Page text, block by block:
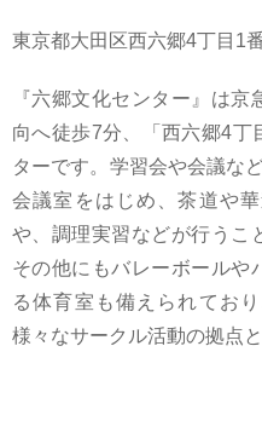
東京都大田区西六郷4丁目1
『六郷文化センター』は
向へ徒歩7分、「西六郷4丁
ターです。学習会や会議な
会議室をはじめ、茶道や
や、調理実習などが行うこ
その他にもバレーボールや
る体育室も備えられてお
様々なサークル活動の拠点